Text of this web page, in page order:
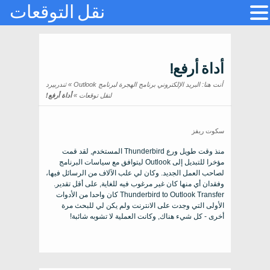
أداة أرفع!
أنت هنا:البريد الإلكتروني برنامج الهجرة لبرنامج Outlook »ثندربيرد
لنقل توقعات »أداة أرفع!
سكوت ريفز
منذ وقت طويل ورع Thunderbird المستخدم, لقد قمت
مؤخرا للتبديل إلى Outlook ليتوافق مع سياسات البرنامج
لصاحب العمل الجديد. وكان لي علب الآلاف من الرسائل فيها،
وفقدان أي منها كان غير مرغوب فيه للغاية, على أقل تقدير.
Thunderbird to Outlook Transfer كان واحدا من الأدوات
الأولى التي وجدت على الانترنت ولم يكن لي للبحث مرة
أخرى - كل شيء هناك, وكانت العملية لا تشوبه شائبة!
نقل التوقعات